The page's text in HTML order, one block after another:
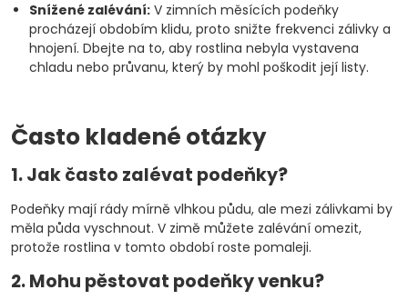
Snížené zalévání: V zimních měsících podeňky
procházejí obdobím klidu, proto snižte frekvenci zálivky a
hnojení. Dbejte na to, aby rostlina nebyla vystavena
chladu nebo průvanu, který by mohl poškodit její listy.
Často kladené otázky
1. Jak často zalévat podeňky?
Podeňky mají rády mírně vlhkou půdu, ale mezi zálivkami by
měla půda vyschnout. V zimě můžete zalévání omezit,
protože rostlina v tomto období roste pomaleji.
2. Mohu pěstovat podeňky venku?